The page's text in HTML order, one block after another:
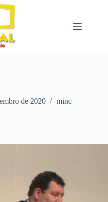
de 2020 minc